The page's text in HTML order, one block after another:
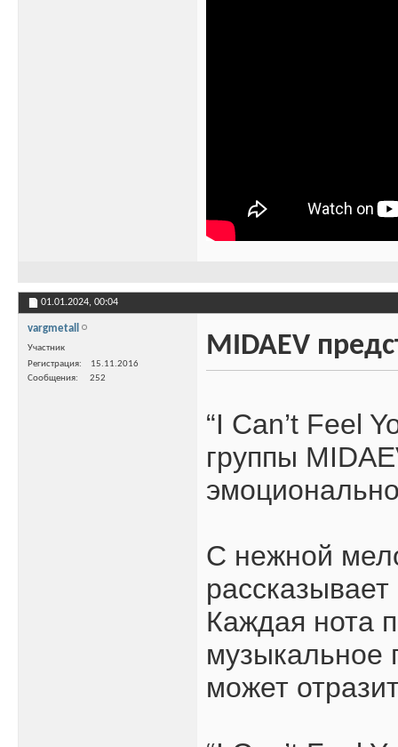
01.01.2024, 00:04
vargmetall
Участник
Регистрация
15.11.2016
Сообщения
252
MIDAEV
“I Can’t Feel
группы
С нежной
Каждая нота
музыкальное
может